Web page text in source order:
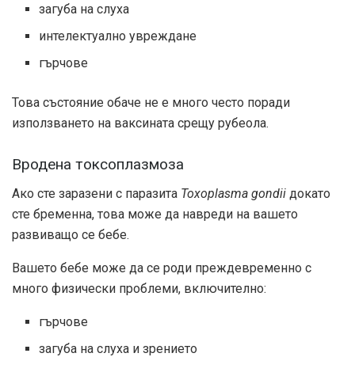
загуба на слуха
интелектуално увреждане
гърчове
Това състояние обаче не е много често поради
използването на ваксината срещу рубеола.
Вродена токсоплазмоза
Ако сте заразени с паразита Toxoplasma gondii докато
сте бременна, това може да навреди на вашето
развиващо се бебе.
Вашето бебе може да се роди преждевременно с
много физически проблеми, включително:
гърчове
загуба на слуха и зрението